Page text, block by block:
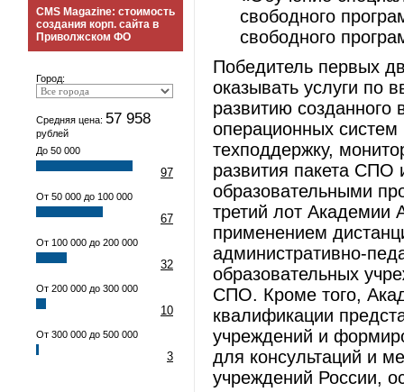
CMS Magazine: стоимость
создания корп. сайта в
Приволжском ФО
Город:
Средняя цена: 57 958
рублей
До 50 000
97
От 50 000 до 100 000
67
От 100 000 до 200 000
32
От 200 000 до 300 000
10
От 300 000 до 500 000
3
свободного
свободного
Победитель первых
оказывать услуги по
развитию созданного
операционных
техподдержку,
развития пакета СПО
образовательными
третий лот Академии
применением
административно-
образовательных
СПО. Кроме того,
квалификации
учреждений и
для консультаций и
учреждений России,